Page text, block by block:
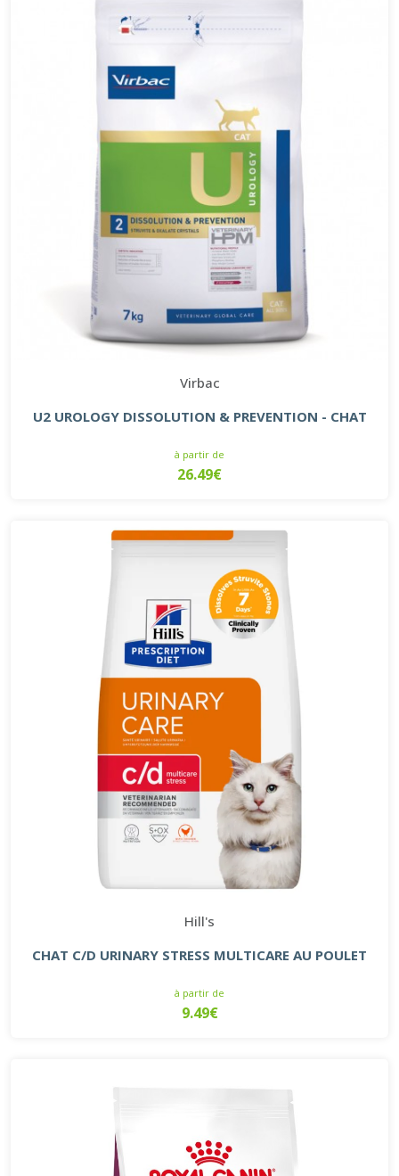
Virbac
U2 UROLOGY DISSOLUTION & PREVENTION - CHAT
à partir de
26.49€
Hill's
CHAT C/D URINARY STRESS MULTICARE AU POULET
à partir de
9.49€